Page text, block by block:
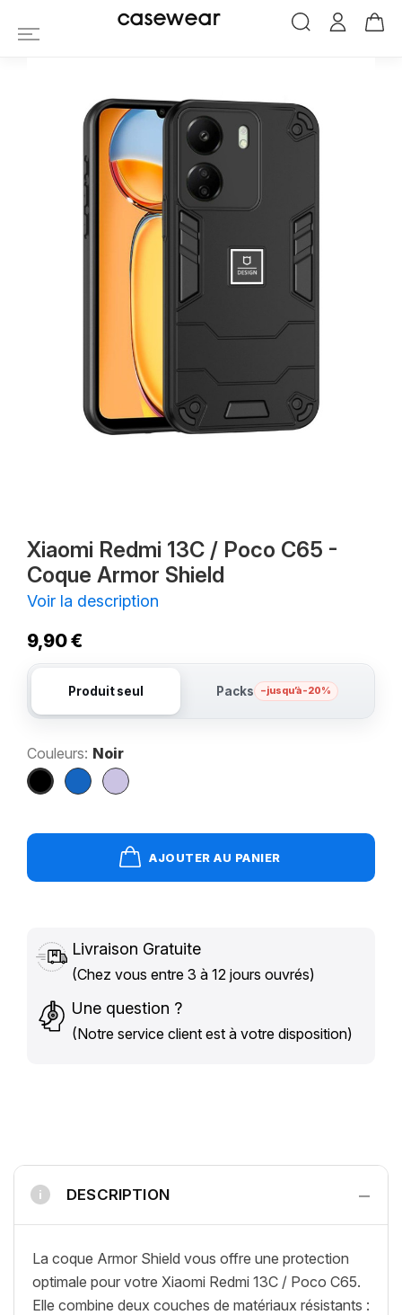
Coque Xiaomi Redmi 13C / Poco C65
casewear
Xiaomi Redmi 13C / Poco C65 -
Coque Armor Shield
Voir la description
9,90 €
Produit seul Packs – jusqu’à -20%
Couleurs: Noir
Noir Bleu Violet
AJOUTER AU PANIER
Livraison Gratuite
(Chez vous entre 3 à 12 jours ouvrés)
Une question ?
(Notre service client est à votre disposition)
i DESCRIPTION −
La coque Armor Shield vous offre une protection
optimale pour votre Xiaomi Redmi 13C / Poco C65.
Elle combine deux couches de matériaux résistants :